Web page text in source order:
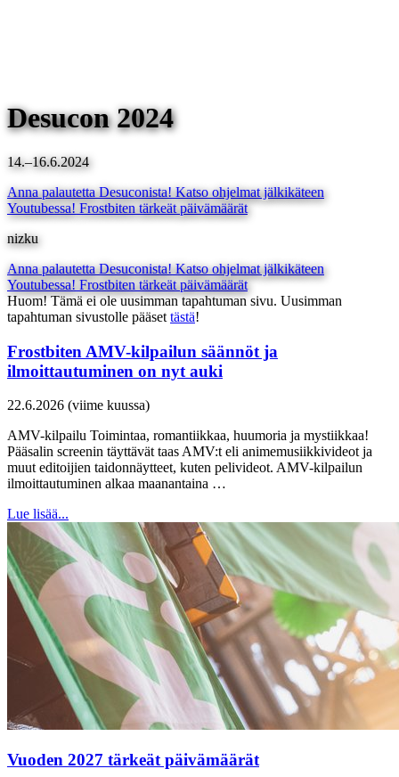
Desucon 2024
14.–16.6.2024
Anna palautetta Desuconista! Katso ohjelmat jälkikäteen
Youtubessa! Frostbiten tärkeät päivämäärät
nizku
Anna palautetta Desuconista! Katso ohjelmat jälkikäteen
Youtubessa! Frostbiten tärkeät päivämäärät
Huom! Tämä ei ole uusimman tapahtuman sivu. Uusimman
tapahtuman sivustolle pääset tästä!
Frostbiten AMV-kilpailun säännöt ja
ilmoittautuminen on nyt auki
22.6.2026 (viime kuussa)
AMV-kilpailu Toimintaa, romantiikkaa, huumoria ja mystiikkaa!
Pääsalin screenin täyttävät taas AMV:t eli animemusiikkivideot ja
muut editoijien taidonnäytteet, kuten pelivideot. AMV-kilpailun
ilmoittautuminen alkaa maanantaina …
Lue lisää...
Vuoden 2027 tärkeät päivämäärät